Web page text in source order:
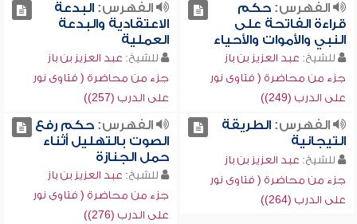
الفهرس:حكم
قراءة الفاتحة على
النبي والأموات والأحياء
للشيخ: عبد العزيز بن باز
جزء من محاضرة ( فتاوى نور
على الدرب (249))
الفهرس:البدعة
الاعتقادية والبدعة
العملية
للشيخ: عبد العزيز بن باز
جزء من محاضرة ( فتاوى نور
على الدرب (257))
الفهرس:الطريقة
التيجانية
للشيخ: عبد العزيز بن باز
جزء من محاضرة ( فتاوى نور
على الدرب (264))
الفهرس:حكم رفع
الصوت بالتهليل أثناء
حمل الجنازة
للشيخ: عبد العزيز بن باز
جزء من محاضرة ( فتاوى نور
على الدرب (276))